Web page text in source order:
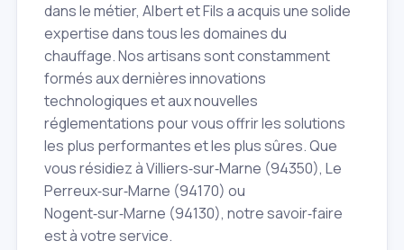
dans le métier, Albert et Fils a acquis une solide
expertise dans tous les domaines du
chauffage. Nos artisans sont constamment
formés aux dernières innovations
technologiques et aux nouvelles
réglementations pour vous offrir les solutions
les plus performantes et les plus sûres. Que
vous résidiez à Villiers‑sur‑Marne (94350), Le
Perreux‑sur‑Marne (94170) ou
Nogent‑sur‑Marne (94130), notre savoir‑faire
est à votre service.